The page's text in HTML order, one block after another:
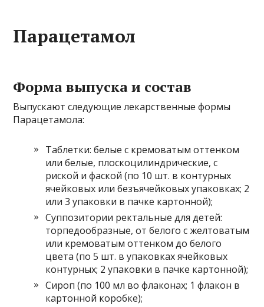
Парацетамол
Форма выпуска и состав
Выпускают следующие лекарственные формы
Парацетамола:
Таблетки: белые с кремоватым оттенком
или белые, плоскоцилиндрические, с
риской и фаской (по 10 шт. в контурных
ячейковых или безъячейковых упаковках; 2
или 3 упаковки в пачке картонной);
Суппозитории ректальные для детей:
торпедообразные, от белого с желтоватым
или кремоватым оттенком до белого
цвета (по 5 шт. в упаковках ячейковых
контурных; 2 упаковки в пачке картонной);
Сироп (по 100 мл во флаконах; 1 флакон в
картонной коробке);